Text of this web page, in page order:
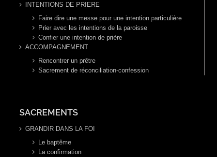
INTENTIONS DE PRIERE
Faire dire une messe pour une intention particulière
Prier avec les intentions de la paroisse
Confier une intention de prière
ACCOMPAGNEMENT
Rencontrer un prêtre
Sacrement de réconciliation-confession
SACREMENTS
GRANDIR DANS LA FOI
Le baptême
La confirmation